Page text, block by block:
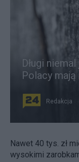
Długi
Polacy
Redakcja
Nawet 40 tys. zł
wysokimi